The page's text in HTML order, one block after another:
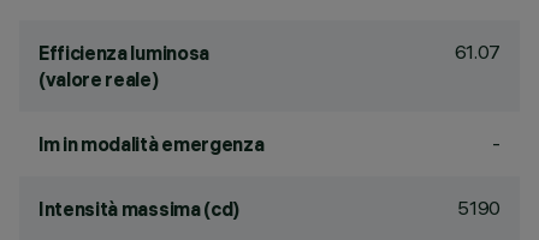
Efficienza luminosa
(valore reale)
61.07
lm in modalità emergenza -
Intensità massima (cd) 5190